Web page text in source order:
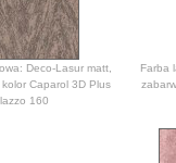
Deco-Lasur matt,
Caparol 3D Plus
160
Farba